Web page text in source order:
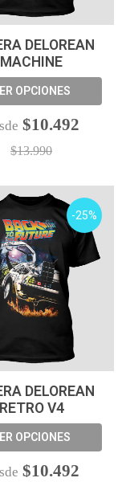
DELOREAN
MACHINE
OPCIONES
$10.492
$13.990
-25%
DELOREAN
RETRO V4
OPCIONES
$10.492